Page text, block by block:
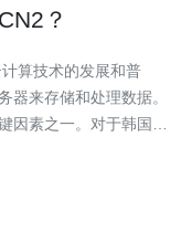
？
器来存储和处理数据。
因素之一。对于韩国云
联